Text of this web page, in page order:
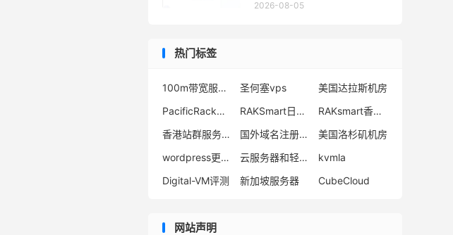
SSD/10TB流量
2026-08-05
热门标签
100m带宽服务器多少钱 圣何塞vps
美国达拉斯机房
PacificRack优惠码
RAKSmart日本主机
RAKsmart香港VPS怎么样
香港站群服务器价格
国外域名注册平台
美国洛杉矶机房
wordpress更新出现警告
云服务器和轻量服务器的区别
kvmla
Digital-VM评测
新加坡服务器 CubeCloud
网站声明